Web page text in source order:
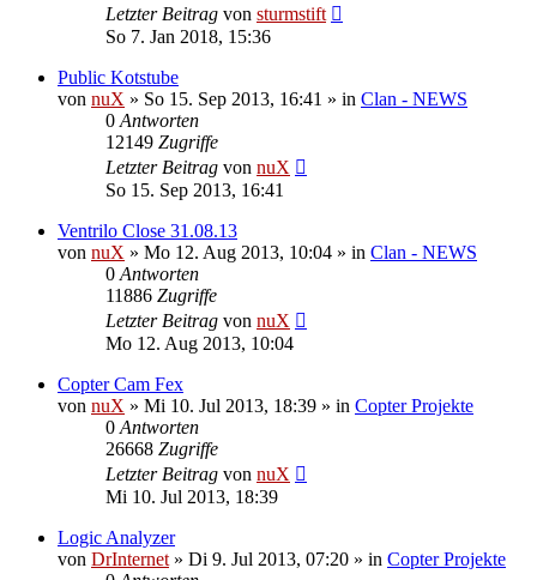
Letzter Beitrag von sturmstift
So 7. Jan 2018, 15:36
Public Kotstube
von nuX » So 15. Sep 2013, 16:41 » in Clan - NEWS
0 Antworten
12149 Zugriffe
Letzter Beitrag von nuX
So 15. Sep 2013, 16:41
Ventrilo Close 31.08.13
von nuX » Mo 12. Aug 2013, 10:04 » in Clan - NEWS
0 Antworten
11886 Zugriffe
Letzter Beitrag von nuX
Mo 12. Aug 2013, 10:04
Copter Cam Fex
von nuX » Mi 10. Jul 2013, 18:39 » in Copter Projekte
0 Antworten
26668 Zugriffe
Letzter Beitrag von nuX
Mi 10. Jul 2013, 18:39
Logic Analyzer
von DrInternet » Di 9. Jul 2013, 07:20 » in Copter Projekte